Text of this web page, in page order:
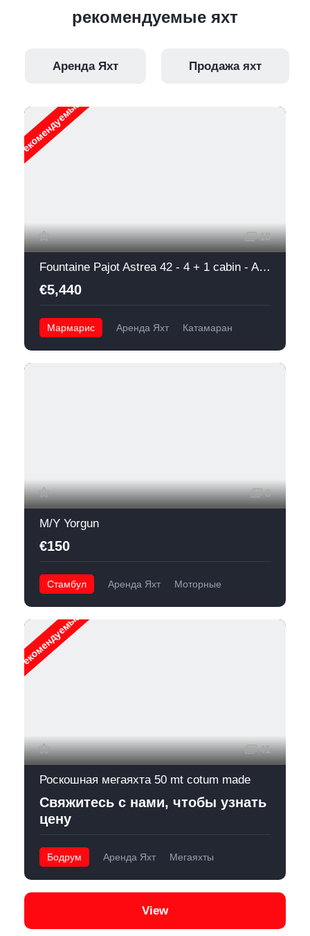
рекомендуемые яхт
Аренда Яхт Продажа яхт
Рекомендуемые
18
Fountaine Pajot Astrea 42 - 4 + 1 cabin - Adele - 2019
€5,440
Мармарис Аренда Яхт Катамаран
8
M/Y Yorgun
€150
Стамбул Аренда Яхт Моторные
Рекомендуемые
41
Роскошная мегаяхта 50 mt cotum made
Свяжитесь с нами, чтобы узнать
цену
Бодрум Аренда Яхт Мегаяхты
View